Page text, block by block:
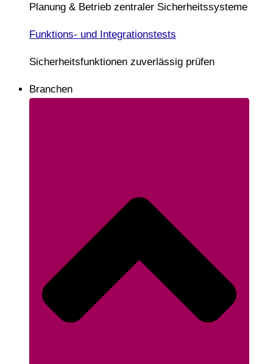
Planung & Betrieb zentraler Sicherheitssysteme
Funktions- und Integrationstests
Sicherheitsfunktionen zuverlässig prüfen
Branchen